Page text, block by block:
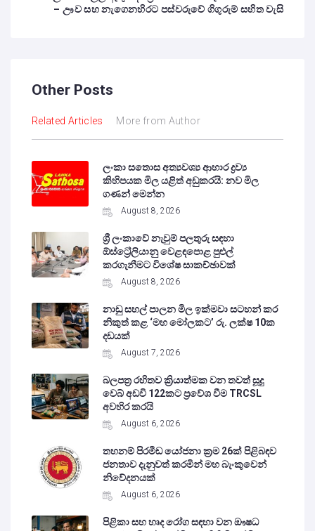
– ඌව සහ නැගෙනහිරට පස්වරුවේ ගිගුරුම් සහිත වැසි
Other Posts
Related Articles More from Author
ලංකා සතොස අත්‍යවශ්‍ය ආහාර ද්‍රව්‍ය
කිහිපයක මිල යළිත් අඩුකරයි: නව මිල
ගණන් මෙන්න
August 8, 2026
ශ්‍රී ලංකාවේ නැවුම් පලතුරු සඳහා
ඕස්ට්‍රේලියානු වෙළඳපොළ පුළුල්
කරගැනීමට විශේෂ සාකච්ඡාවක්
August 8, 2026
නාඩු සහල් පාලන මිල ඉක්මවා සටහන් කර
නිකුත් කළ ‘මහ මෝලකට’ රු. ලක්ෂ 10ක
දඩයක්
August 7, 2026
බලපත්‍ර රහිතව ක්‍රියාත්මක වන තවත් සූදු
වෙබ් අඩවි 122කට ප්‍රවේශ වීම TRCSL
අවහිර කරයි
August 6, 2026
තහනම් පිරමීඩ යෝජනා ක්‍රම 26ක් පිළිබඳව
ජනතාව දැනුවත් කරමින් මහ බැංකුවෙන්
නිවේදනයක්
August 6, 2026
පිළිකා සහ හෘද රෝග සඳහා වන ඖෂධ